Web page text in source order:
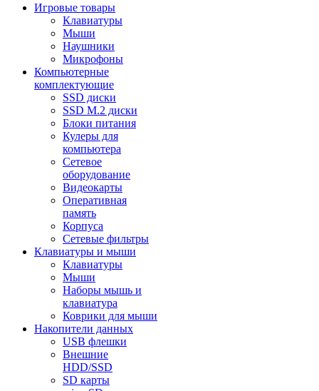
Игровые товары
Клавиатуры
Мыши
Наушники
Микрофоны
Компьютерные
комплектующие
SSD диски
SSD M.2 диски
Блоки питания
Кулеры для
компьютера
Сетевое
оборудование
Видеокарты
Оперативная
память
Корпуса
Сетевые фильтры
Клавиатуры и мыши
Клавиатуры
Мыши
Наборы мышь и
клавиатура
Коврики для мыши
Накопители данных
USB флешки
Внешние
HDD/SSD
SD карты